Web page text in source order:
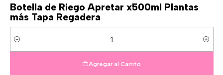
Botella de Riego Apretar x500ml Plantas
más Tapa Regadera
Cantidad
Agregar al Carrito